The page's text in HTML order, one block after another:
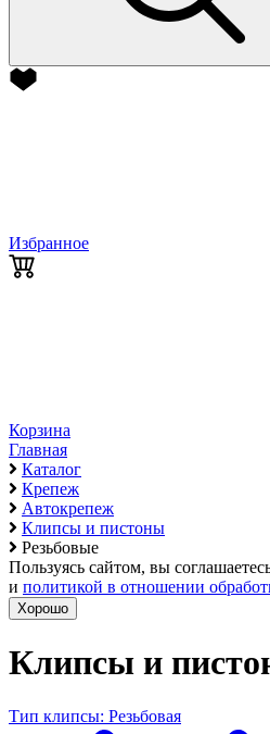
Избранное
Корзина
Главная
Каталог
Крепеж
Автокрепеж
Клипсы и пистоны
Резьбовые
Пользуясь сайтом, вы
и политикой в отношении
Хорошо
Клипсы и
Тип клипсы: Резьбовая